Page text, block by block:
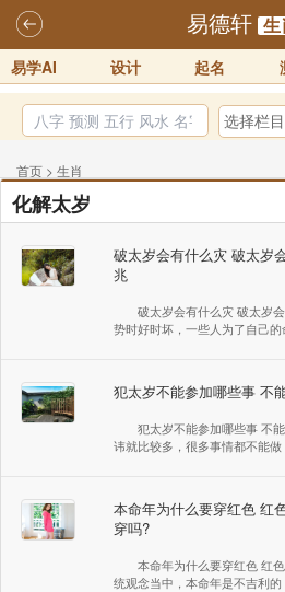
易德轩 生
易学AI 设计 起名
首页 > 生肖
化解太岁
破太岁会有什么灾 破太岁
兆
破太岁会有什么灾 破太
势时好时坏，一些人为了自己
犯太岁不能参加哪些事 不
犯太岁不能参加哪些事
讳就比较多，很多事情都不能
本命年为什么要穿红色 红
穿吗?
本命年为什么要穿红色
统观念当中，本命年是不吉利